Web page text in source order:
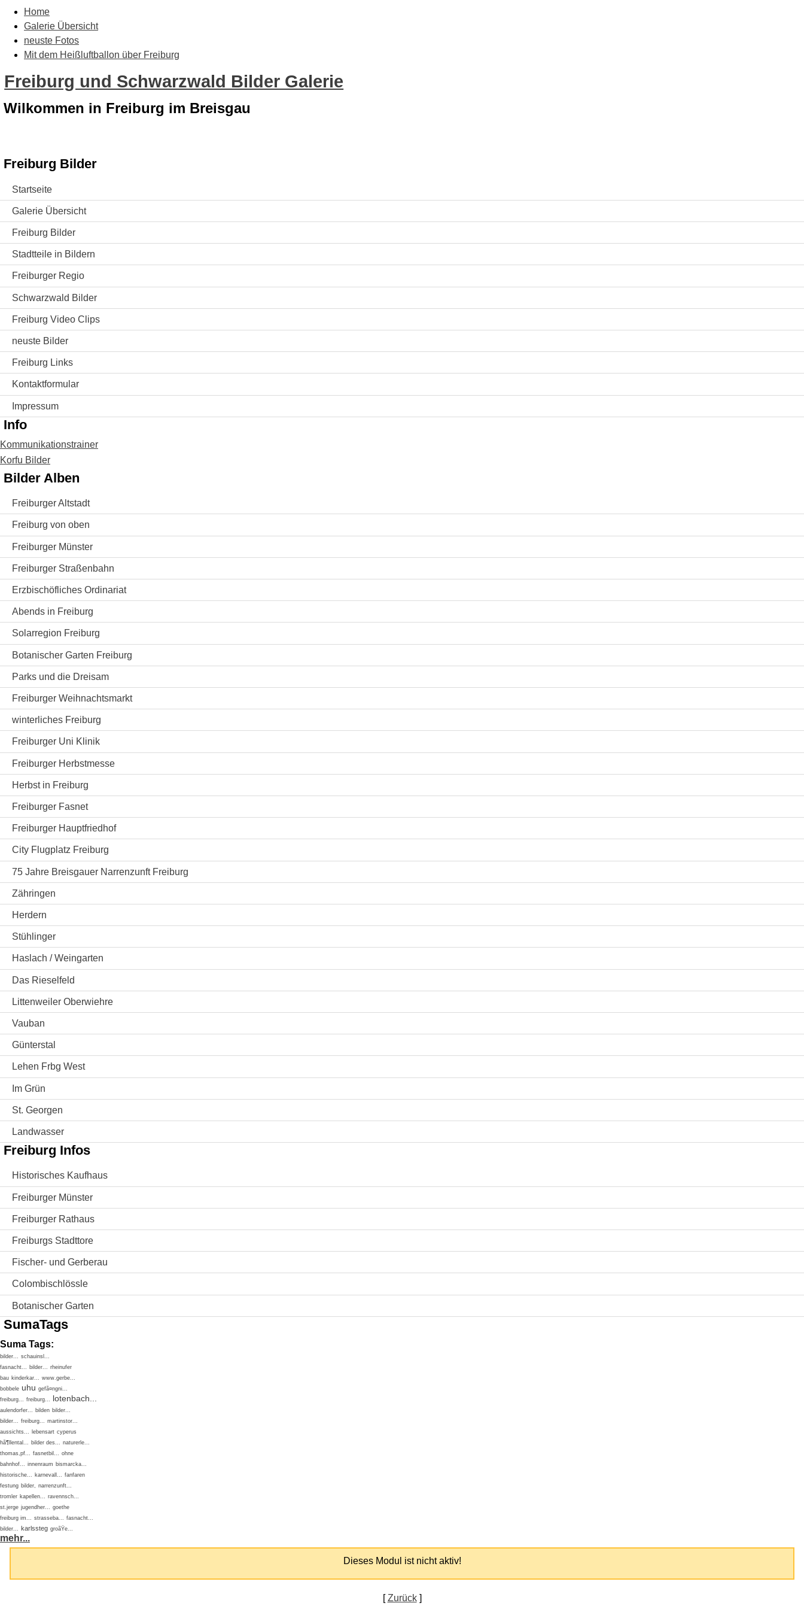
Home
Galerie Übersicht
neuste Fotos
Mit dem Heißluftballon über Freiburg
Freiburg und Schwarzwald Bilder Galerie
Wilkommen in Freiburg im Breisgau
Freiburg Bilder
Startseite
Galerie Übersicht
Freiburg Bilder
Stadtteile in Bildern
Freiburger Regio
Schwarzwald Bilder
Freiburg Video Clips
neuste Bilder
Freiburg Links
Kontaktformular
Impressum
Info
Kommunikationstrainer
Korfu Bilder
Bilder Alben
Freiburger Altstadt
Freiburg von oben
Freiburger Münster
Freiburger Straßenbahn
Erzbischöfliches Ordinariat
Abends in Freiburg
Solarregion Freiburg
Botanischer Garten Freiburg
Parks und die Dreisam
Freiburger Weihnachtsmarkt
winterliches Freiburg
Freiburger Uni Klinik
Freiburger Herbstmesse
Herbst in Freiburg
Freiburger Fasnet
Freiburger Hauptfriedhof
City Flugplatz Freiburg
75 Jahre Breisgauer Narrenzunft Freiburg
Zähringen
Herdern
Stühlinger
Haslach / Weingarten
Das Rieselfeld
Littenweiler Oberwiehre
Vauban
Günterstal
Lehen Frbg West
Im Grün
St. Georgen
Landwasser
Freiburg Infos
Historisches Kaufhaus
Freiburger Münster
Freiburger Rathaus
Freiburgs Stadttore
Fischer- und Gerberau
Colombischlössle
Botanischer Garten
SumaTags
Suma Tags:
bilder... schauinsl...
fasnacht... bilder... rheinufer
bau kinderkar... www.gerbe...
bobbele uhu gefã¤ngni...
freiburg... freiburg... lotenbach...
aulendorfer... bilden bilder...
bilder... freiburg... martinstor...
aussichts...
lebensart cyperus
hã¶llental... bilder des... naturerle...
thomas,pf... fasnetbil... ohne
bahnhof... innenraum bismarcka...
historische... karnevall... fanfaren
festung bilder, narrenzunft...
tromler kapellen... ravennsch...
st.jerge jugendher... goethe
freiburg im... strasseba... fasnacht...
bilder... karlssteg groãŸe...
mehr...
Dieses Modul ist nicht aktiv!
Zurück]